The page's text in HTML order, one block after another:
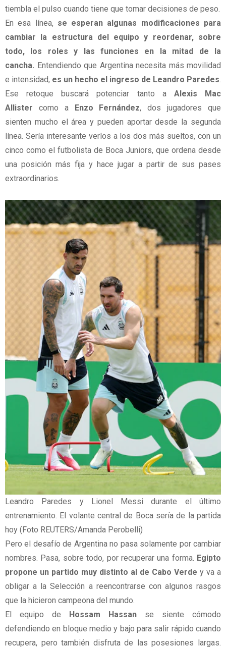
tiembla el pulso cuando tiene que tomar decisiones de peso.
En esa línea, se esperan algunas modificaciones para
cambiar la estructura del equipo y reordenar, sobre
todo, los roles y las funciones en la mitad de la
cancha. Entendiendo que Argentina necesita más movilidad
e intensidad, es un hecho el ingreso de Leandro Paredes.
Ese retoque buscará potenciar tanto a Alexis Mac
Allister como a Enzo Fernández, dos jugadores que
sienten mucho el área y pueden aportar desde la segunda
línea. Sería interesante verlos a los dos más sueltos, con un
cinco como el futbolista de Boca Juniors, que ordena desde
una posición más fija y hace jugar a partir de sus pases
extraordinarios.
Leandro Paredes y Lionel Messi durante el último
entrenamiento. El volante central de Boca sería de la partida
hoy (Foto REUTERS/Amanda Perobelli)
Pero el desafío de Argentina no pasa solamente por cambiar
nombres. Pasa, sobre todo, por recuperar una forma. Egipto
propone un partido muy distinto al de Cabo Verde y va a
obligar a la Selección a reencontrarse con algunos rasgos
que la hicieron campeona del mundo.
El equipo de
Hossam Hassan se siente cómodo
defendiendo en bloque medio y bajo para salir rápido cuando
recupera, pero también disfruta de las posesiones largas.